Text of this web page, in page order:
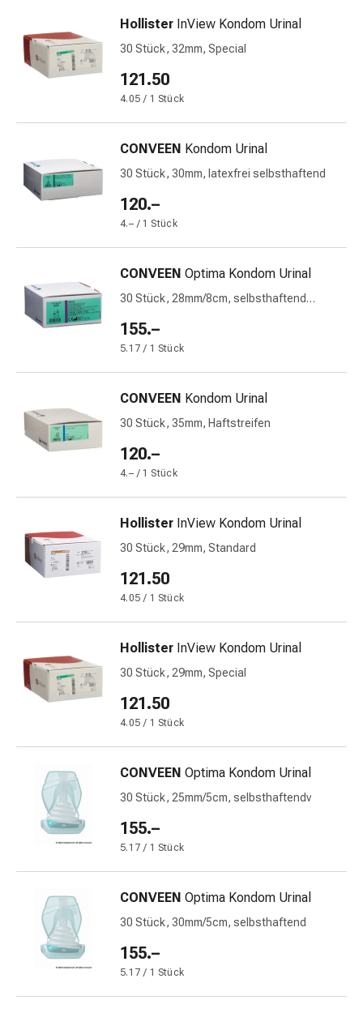
Augentropfen
Augenentzündungen
Augenverbände
Herz
Kreislauf
Herztherapie
Strümpfe
Kreislaufbeschwerden
Rauchstopp
Herznerven-
Störung
Gedächtnis-
Konzentrationsstörung
Allergien
Heuschnupfen
Antiallergika
Haut
Nase
Durchfall
Hämorrhoiden
Übelkeit
Erbrechen
Verdauung,
Blähungen
Krämpfe
Verstopfung
Medizinische
Ekzeme
Juckreiz
Hühneraugen
Nagel-
Narbenbehandlung
Trockene
Haut
Hollister InView Kondom Urinal
30 Stück, 32mm, Special
121.50
4.05 / 1 Stück
CONVEEN Kondom Urinal
30 Stück, 30mm, latexfrei selbsthaftend
120.–
4.– / 1 Stück
CONVEEN Optima Kondom Urinal
30 Stück, 28mm/8cm, selbsthaftend
155.–
5.17 / 1 Stück
CONVEEN Kondom Urinal
30 Stück, 35mm, Haftstreifen
120.–
4.– / 1 Stück
Hollister InView Kondom Urinal
30 Stück, 29mm, Standard
121.50
4.05 / 1 Stück
Hollister InView Kondom Urinal
30 Stück, 29mm, Special
121.50
4.05 / 1 Stück
CONVEEN Optima Kondom Urinal
30 Stück, 25mm/5cm, selbsthaftendv
155.–
5.17 / 1 Stück
CONVEEN Optima Kondom Urinal
30 Stück, 30mm/5cm, selbsthaftend
155.–
5.17 / 1 Stück